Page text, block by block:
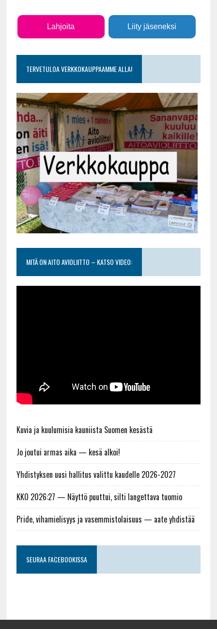
Lahjoita Liity jäseneksi
TERVETULOA VERKKOKAUPPAAMME ALLA!
MITÄ ON AITO AVIOLIITTO – KATSO VIDEO:
Kuvia ja kuulumisia kauniista Suomen kesästä
Jo joutui armas aika — kesä alkoi!
Yhdistyksen uusi hallitus valittu kaudelle 2026-2027
KKO 2026:27 — Näyttö puuttui, silti langettava tuomio
Pride, vihamielisyys ja vasemmistolaisuus — aate yhdistää
SEURAA FACEBOOKISSA